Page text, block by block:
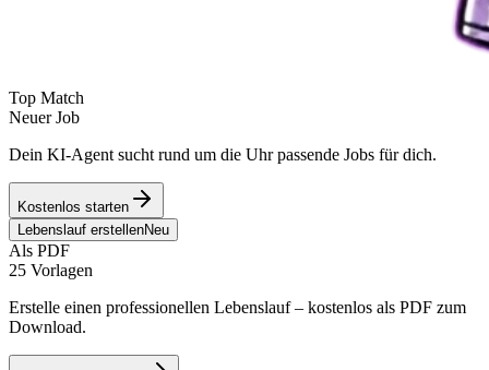
Top Match
Neuer Job
Dein KI-Agent sucht rund um die Uhr passende Jobs für dich.
Kostenlos starten
Lebenslauf erstellenNeu
Als PDF
25 Vorlagen
Erstelle einen professionellen Lebenslauf – kostenlos als PDF zum
Download.